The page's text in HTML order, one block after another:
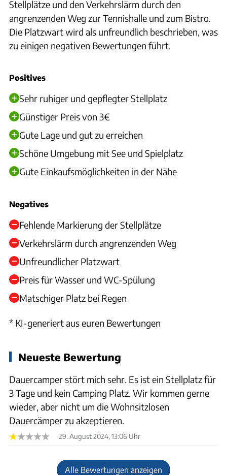
Stellplätze und den Verkehrslärm durch den
angrenzenden Weg zur Tennishalle und zum Bistro.
Die Platzwart wird als unfreundlich beschrieben, was
zu einigen negativen Bewertungen führt.
Positives
Sehr ruhiger und gepflegter Stellplatz
Günstiger Preis von 3€
Gute Lage und gut zu erreichen
Schöne Umgebung mit See und Spielplatz
Gute Einkaufsmöglichkeiten in der Nähe
Negatives
Fehlende Markierung der Stellplätze
Verkehrslärm durch angrenzenden Weg
Unfreundlicher Platzwart
Preis für Wasser und WC-Spülung
Matschiger Platz bei Regen
* KI-generiert aus euren Bewertungen
Neueste Bewertung
Dauercamper stört mich sehr. Es ist ein Stellplatz für
3 Tage und kein Camping Platz. Wir kommen gerne
wieder, aber nicht um die Wohnsitzlosen
Dauercämper zu akzeptieren.
29. August 2024, 13:06 Uhr
Alle Bewertungen anzeigen